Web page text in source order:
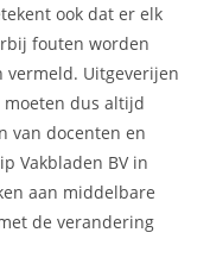
ook dat er elk
fouten worden
Uitgeverijen
moeten dus altijd
van docenten en
Vakbladen BV in
aan middelbare
de verandering